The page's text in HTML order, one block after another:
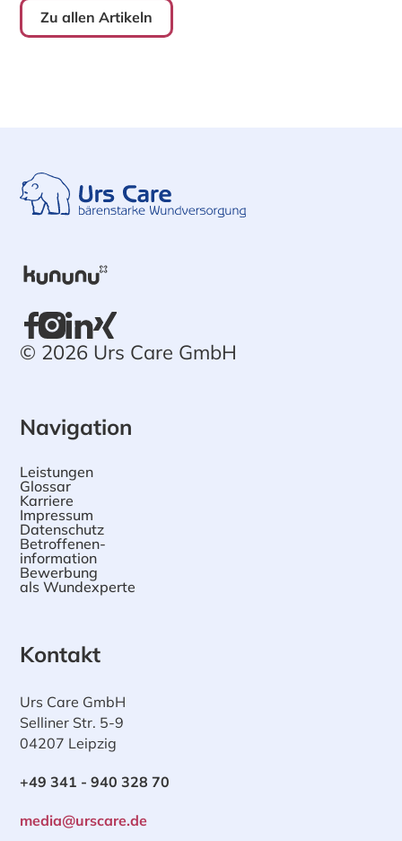
Zu allen Artikeln
© 2026 Urs Care GmbH
Navigation
Leistungen
Glossar
Karriere
Impressum
Datenschutz
Betroffenen-
information
Bewerbung
als Wundexperte
Kontakt
Urs Care GmbH
Selliner Str. 5-9
04207 Leipzig
+49 341 - 940 328 70
media@urscare.de